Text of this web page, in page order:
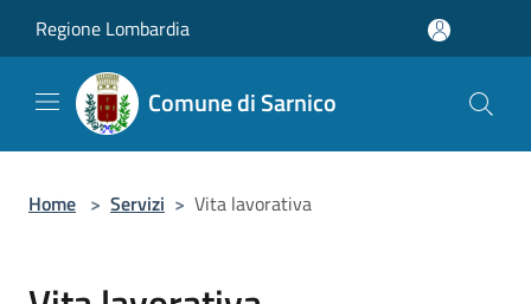
Regione Lombardia
Comune di Sarnico
Home > Servizi > Vita lavorativa